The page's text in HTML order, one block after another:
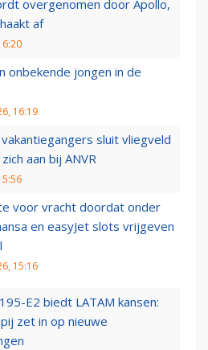
overgenomen door Apollo,
af
onbekende jongen in de
16:19
sluit vliegveld
aan bij ANVR
voor vracht doordat onder
en easyJet slots vrijgeven
15:16
E2 biedt LATAM kansen:
zet in op nieuwe